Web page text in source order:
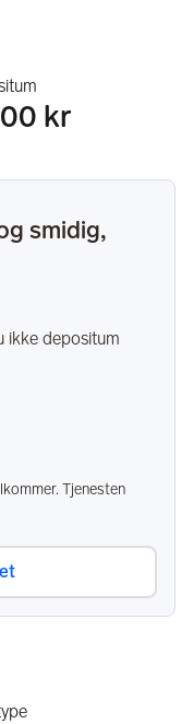
kr
smidig,
ikke depositum
Tjenesten